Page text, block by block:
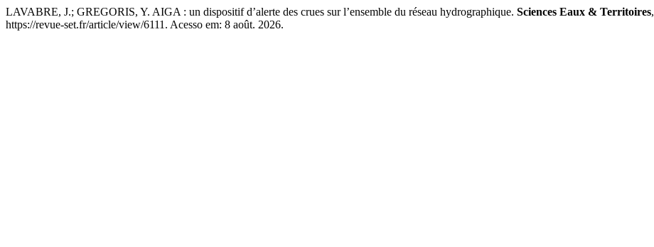
LAVABRE, J.; GREGORIS, Y. AIGA : un dispositif d’alerte des crues sur l’ensemble du réseau hydrographique. Sciences Eaux & Territoires,
https://revue-set.fr/article/view/6111. Acesso em: 8 août. 2026.